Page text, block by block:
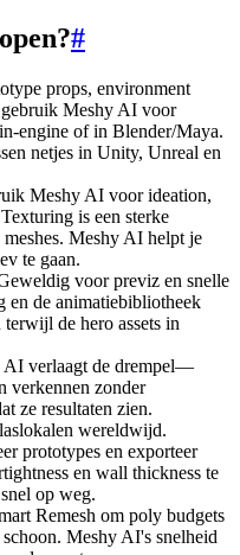
#
props, environment
gebruik Meshy AI voor
engine of in Blender/Maya.
netjes in Unity, Unreal en
Meshy AI voor ideation,
is een sterke
Meshy AI helpt je
te gaan.
voor previz en snelle
en de animatiebibliotheek
de hero assets in
AI verlaagt de drempel—
verkennen zonder
ze resultaten zien.
wereldwijd.
prototypes en exporteer
en wall thickness te
op weg.
Remesh om poly budgets
Meshy AI's snelheid